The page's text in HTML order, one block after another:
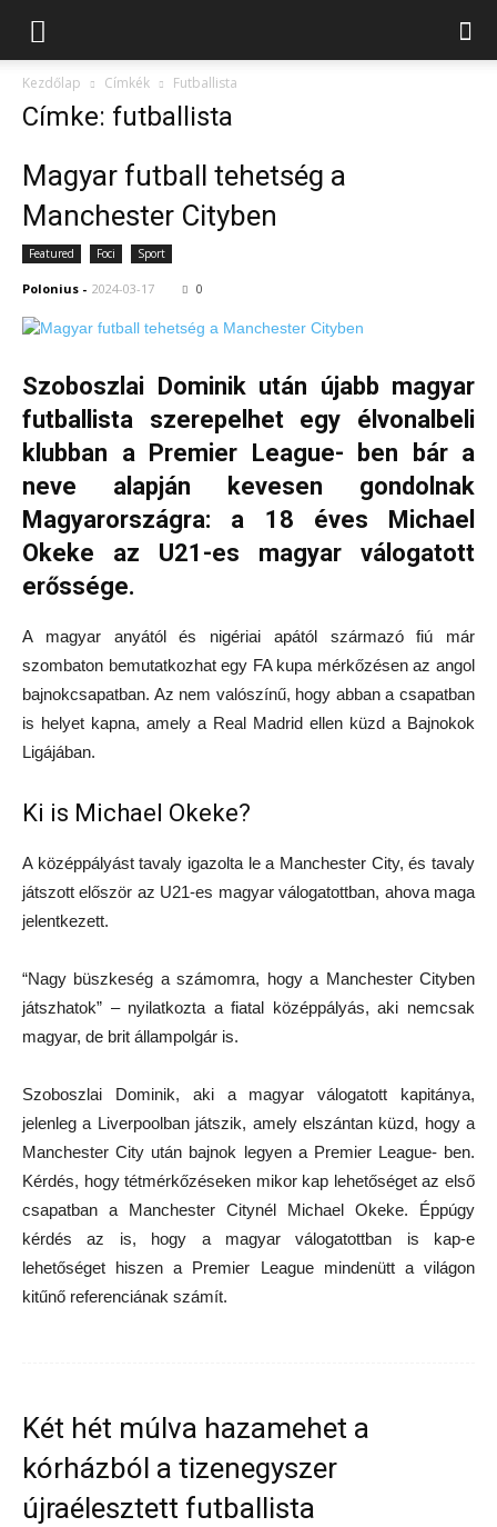
Kezdőlap Címkék Futballista
Címke: futballista
Magyar futball tehetség a
Manchester Cityben
Featured Foci Sport
Polonius - 2024-03-17 0
Szoboszlai Dominik után újabb magyar
futballista szerepelhet egy élvonalbeli
klubban a Premier League- ben bár a
neve alapján kevesen gondolnak
Magyarországra: a 18 éves Michael
Okeke az U21-es magyar válogatott
erőssége.
A magyar anyától és nigériai apától származó fiú már
szombaton bemutatkozhat egy FA kupa mérkőzésen az angol
bajnokcsapatban. Az nem valószínű, hogy abban a csapatban
is helyet kapna, amely a Real Madrid ellen küzd a Bajnokok
Ligájában.
Ki is Michael Okeke?
A középpályást tavaly igazolta le a Manchester City, és tavaly
játszott először az U21-es magyar válogatottban, ahova maga
jelentkezett.
“Nagy büszkeség a számomra, hogy a Manchester Cityben
játszhatok” – nyilatkozta a fiatal középpályás, aki nemcsak
magyar, de brit állampolgár is.
Szoboszlai Dominik, aki a magyar válogatott kapitánya,
jelenleg a Liverpoolban játszik, amely elszántan küzd, hogy a
Manchester City után bajnok legyen a Premier League- ben.
Kérdés, hogy tétmérkőzéseken mikor kap lehetőséget az első
csapatban a Manchester Citynél Michael Okeke. Éppúgy
kérdés az is, hogy a magyar válogatottban is kap-e
lehetőséget hiszen a Premier League mindenütt a világon
kitűnő referenciának számít.
Két hét múlva hazamehet a
kórházból a tizenegyszer
újraélesztett futballista